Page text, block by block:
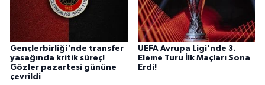
Gençlerbirliği'nde transfer
yasağında kritik süreç!
Gözler pazartesi gününe
çevrildi
UEFA Avrupa Ligi'nde 3.
Eleme Turu İlk Maçları Sona
Erdi!